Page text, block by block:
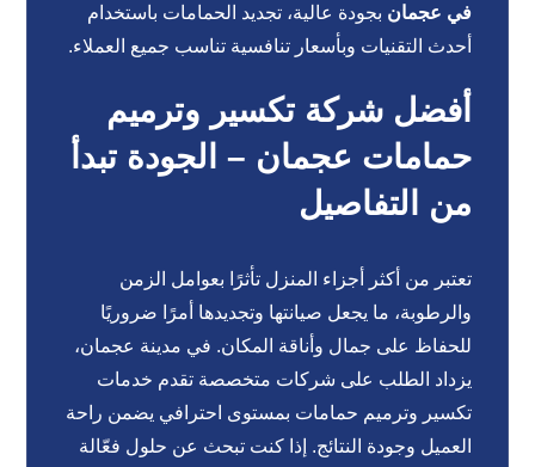
في عجمان بجودة عالية، تجديد الحمامات باستخدام
أحدث التقنيات وبأسعار تنافسية تناسب جميع العملاء.
أفضل شركة تكسير وترميم
حمامات عجمان – الجودة تبدأ
من التفاصيل
تعتبر من أكثر أجزاء المنزل تأثرًا بعوامل الزمن
والرطوبة، ما يجعل صيانتها وتجديدها أمرًا ضروريًا
للحفاظ على جمال وأناقة المكان. في مدينة عجمان،
يزداد الطلب على شركات متخصصة تقدم خدمات
تكسير وترميم حمامات بمستوى احترافي يضمن راحة
العميل وجودة النتائج. إذا كنت تبحث عن حلول فعّالة